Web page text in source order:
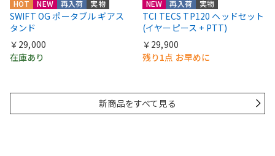
HOT NEW 再入荷 実物
SWIFT OG ポータブル ギアス
タンド
￥29,000
在庫あり
NEW 再入荷 実物
TCI TECS TP120 ヘッドセット
(イヤーピース + PTT)
￥29,900
残り1点 お早めに
新商品をすべて見る